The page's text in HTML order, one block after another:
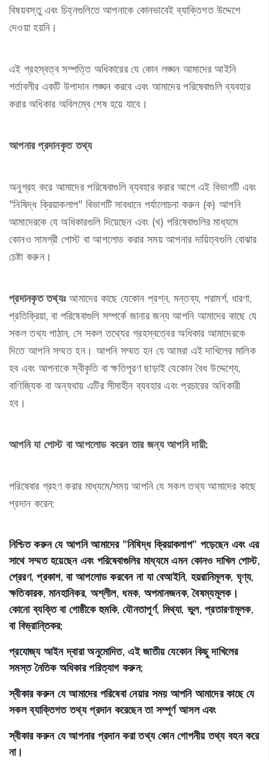
বিষয়বস্তু এবং চিহ্নগুলিতে আপনাকে কোনভাবেই ব্যাক্তিগত উদ্দেশে
দেওয়া হয়নি।
এই গ্রহস্বত্ব সম্পত্তি অধিকারের যে কোন লঙ্ঘন আমাদের আইনি
শর্তাবলীর একটি উপাদান লঙ্ঘন করবে এবং আমাদের পরিষেবাগুলি ব্যবহার
করার অধিকার অবিলম্বে শেষ হয়ে যাবে।
আপনার প্রদানকৃত তথ্য
অনুগ্রহ করে আমাদের পরিষেবাগুলি ব্যবহার করার আগে এই বিভাগটি এবং
"নিষিদ্ধ ক্রিয়াকলাপ" বিভাগটি সাবধানে পর্যালোচনা করুন (ক) আপনি
আমাদেরকে যে অধিকারগুলি দিয়েছেন এবং (খ) পরিষেবাগুলির মাধ্যমে
কোনও সামগ্রী পোস্ট বা আপলোড করার সময় আপনার দায়িত্বগুলি বোঝার
চেষ্টা করুন।
প্রদানকৃত তথ্যঃ আমাদের কাছে যেকোন প্রশ্ন, মন্তব্য, পরামর্শ, ধারণা,
প্রতিক্রিয়া, বা পরিষেবাগুলি সম্পর্কে জানার জন্য আপনি আমাদের কাছে যে
সকল তথ্য পাঠান, সে সকল তথ্যের গ্রহস্বত্বের অধিকার আমাদেরকে
দিতে আপনি সম্মত হন। আপনি সম্মত হন যে আমরা এই দাখিলের মালিক
হব এবং আপনাকে স্বীকৃতি বা ক্ষতিপূরণ ছাড়াই যেকোন বৈধ উদ্দেশ্যে,
বাণিজ্যিক বা অন্যথায় এটির সীমাহীন ব্যবহার এবং প্রচারের অধিকারী
হব।
আপনি যা পোস্ট বা আপলোড করেন তার জন্য আপনি দায়ী:
পরিষেবার গ্রহণ করার মাধ্যমে/সময় আপনি যে সকল তথ্য আমাদের কাছে
প্রদান করেন:
নিশ্চিত করুন যে আপনি আমাদের "নিষিদ্ধ ক্রিয়াকলাপ" পড়েছেন এবং এর
সাথে সম্মত হয়েছেন এবং পরিষেবাগুলির মাধ্যমে এমন কোনও দাখিল পোস্ট,
প্রেরণ, প্রকাশ, বা আপলোড করবেন না যা বেআইনি, হয়রানিমূলক, ঘৃণ্য,
ক্ষতিকারক, মানহানিকর, অশ্লীল, ধমক, অপমানজনক, বৈষম্যমূলক।
কোনো ব্যক্তি বা গোষ্ঠীকে হুমকি, যৌনতাপূর্ণ, মিথ্যা, ভুল, প্রতারণামূলক,
বা বিভ্রান্তিকর;
প্রযোজ্য আইন দ্বারা অনুমোদিত, এই জাতীয় যেকোন কিছু দাখিলের
সমস্ত নৈতিক অধিকার পরিত্যাগ করুন;
স্বীকার করুন যে আমাদের পরিষেবা নেয়ার সময় আপনি আমাদের কাছে যে
সকল ব্যাক্তিগত তথ্য প্রদান করেছেন তা সম্পূর্ণ আসল এবং
স্বীকার করুন যে আপনার প্রদান করা তথ্য কোন গোপনীয় তথ্য বহন করে
না।